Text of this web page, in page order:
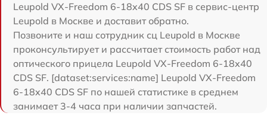
Leupold VX-Freedom 6-18x40 CDS SF в сервис-центр
Leupold в Москве и доставит обратно.
Позвоните и наш сотрудник сц Leupold в Москве
проконсультирует и рассчитает стоимость работ над
оптического прицела Leupold VX-Freedom 6-18x40
CDS SF. [dataset:services:name] Leupold VX-Freedom
6-18x40 CDS SF по нашей статистике в среднем
занимает 3-4 часа при наличии запчастей.